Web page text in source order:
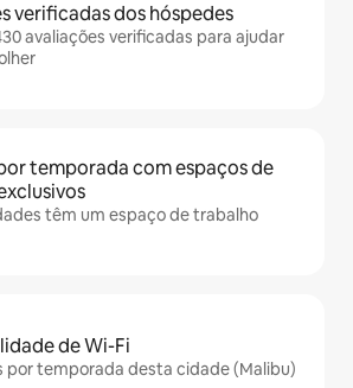
verificadas dos hóspedes
avaliações verificadas para ajudar
temporada com espaços de
têm um espaço de trabalho
de Wi-Fi
por temporada desta cidade (Malibu)